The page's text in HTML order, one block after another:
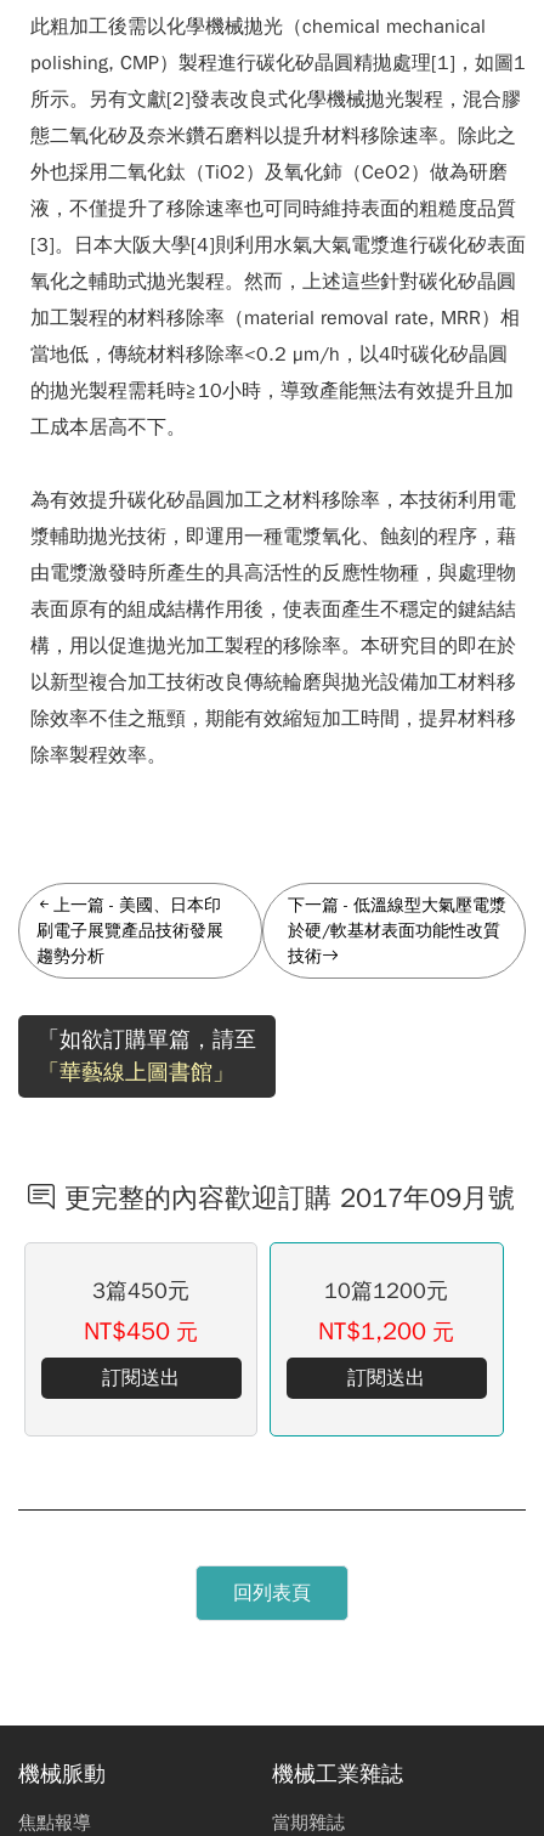
此粗加工後需以化學機械拋光（chemical mechanical
polishing, CMP）製程進行碳化矽晶圓精拋處理[1]，如圖1
所示。另有文獻[2]發表改良式化學機械拋光製程，混合膠
態二氧化矽及奈米鑽石磨料以提升材料移除速率。除此之
外也採用二氧化鈦（TiO2）及氧化鈰（CeO2）做為研磨
液，不僅提升了移除速率也可同時維持表面的粗糙度品質
[3]。日本大阪大學[4]則利用水氣大氣電漿進行碳化矽表面
氧化之輔助式拋光製程。然而，上述這些針對碳化矽晶圓
加工製程的材料移除率（material removal rate, MRR）相
當地低，傳統材料移除率<0.2 µm/h，以4吋碳化矽晶圓
的拋光製程需耗時≧10小時，導致產能無法有效提升且加
工成本居高不下。
為有效提升碳化矽晶圓加工之材料移除率，本技術利用電
漿輔助拋光技術，即運用一種電漿氧化、蝕刻的程序，藉
由電漿激發時所產生的具高活性的反應性物種，與處理物
表面原有的組成結構作用後，使表面產生不穩定的鍵結結
構，用以促進拋光加工製程的移除率。本研究目的即在於
以新型複合加工技術改良傳統輪磨與拋光設備加工材料移
除效率不佳之瓶頸，期能有效縮短加工時間，提昇材料移
除率製程效率。
上一篇 - 美國、日本印
刷電子展覽產品技術發展
趨勢分析
下一篇 -低溫線型大氣壓電漿
於硬/軟基材表面功能性改質
技術
「如欲訂購單篇，請至
「華藝線上圖書館」
更完整的內容歡迎訂購 2017年09月號
3篇450元
NT$450 元
訂閱送出
10篇1200元
NT$1,200 元
訂閱送出
回列表頁
機械脈動
焦點報導
機械工業雜誌
當期雜誌